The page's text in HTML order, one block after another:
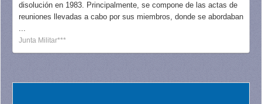
disolución en 1983. Principalmente, se compone de las actas de
reuniones llevadas a cabo por sus miembros, donde se abordaban
...
Junta Militar***